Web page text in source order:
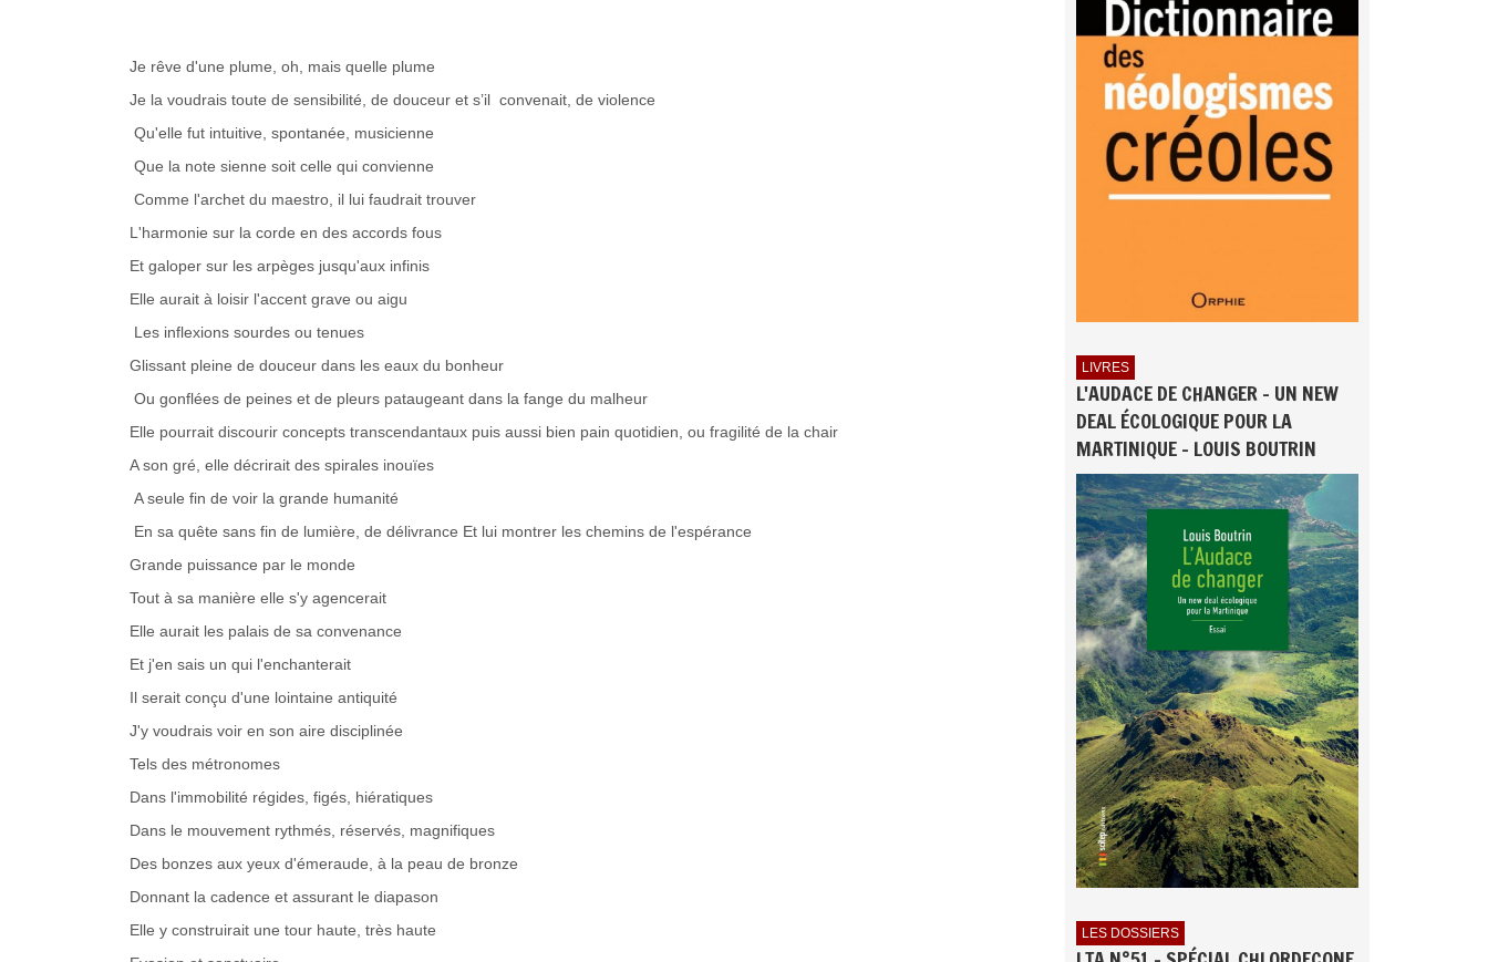
Je rêve d'une plume, oh, mais quelle plume
Je la voudrais toute de sensibilité, de douceur et s’il convenait, de violence
Qu'elle fut intuitive, spontanée, musicienne
Que la note sienne soit celle qui convienne
Comme l'archet du maestro, il lui faudrait trouver
L'harmonie sur la corde en des accords fous
Et galoper sur les arpèges jusqu'aux infinis
Elle aurait à loisir l'accent grave ou aigu
Les inflexions sourdes ou tenues
Glissant pleine de douceur dans les eaux du bonheur
Ou gonflées de peines et de pleurs pataugeant dans la fange du malheur
Elle pourrait discourir concepts transcendantaux puis aussi bien pain quotidien, ou fragilité de la chair
A son gré, elle décrirait des spirales inouïes
A seule fin de voir la grande humanité
En sa quête sans fin de lumière, de délivrance Et lui montrer les chemins de l'espérance
Grande puissance par le monde
Tout à sa manière elle s'y agencerait
Elle aurait les palais de sa convenance
Et j'en sais un qui l'enchanterait
Il serait conçu d'une lointaine antiquité
J'y voudrais voir en son aire disciplinée
Tels des métronomes
Dans l'immobilité régides, figés, hiératiques
Dans le mouvement rythmés, réservés, magnifiques
Des bonzes aux yeux d'émeraude, à la peau de bronze
Donnant la cadence et assurant le diapason
Elle y construirait une tour haute, très haute
LIVRES
L'AUDACE DE CHANGER - UN NEW
DEAL ÉCOLOGIQUE POUR LA
MARTINIQUE - LOUIS BOUTRIN
LES DOSSIERS